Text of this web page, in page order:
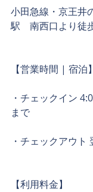
小田急線・京王井
駅　南西口より徒
【営業時間 | 宿泊】
・チェックイン
まで
・チェックアウ
【利用料金】